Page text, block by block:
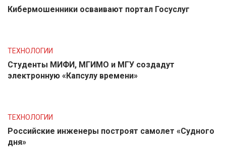
Кибермошенники осваивают портал Госуслуг
ТЕХНОЛОГИИ
Студенты МИФИ, МГИМО и МГУ создадут
электронную «Капсулу времени»
ТЕХНОЛОГИИ
Российские инженеры построят самолет «Судного
дня»